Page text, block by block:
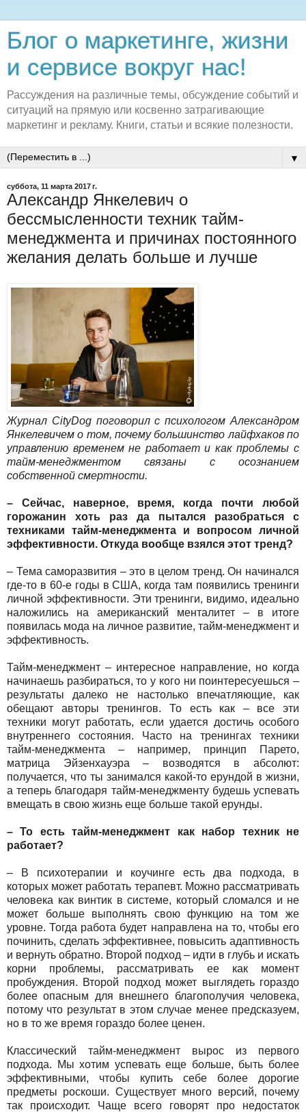
Блог о маркетинге, жизни
и сервисе вокруг нас!
Рассуждения на различные темы, обсуждение событий и
ситуаций на прямую или косвенно затрагивающие
маркетинг и рекламу. Книги, статьи и всякие полезности.
▼
суббота, 11 марта 2017 г.
Александр Янкелевич о
бессмысленности техник тайм-
менеджмента и причинах постоянного
желания делать больше и лучше
Журнал CityDog поговорил с психологом Александром
Янкелевичем о том, почему большинство лайфхаков по
управлению временем не работает и как проблемы с
тайм-менеджментом связаны с осознанием
собственной смертности.
– Сейчас, наверное, время, когда почти любой
горожанин хоть раз да пытался разобраться с
техниками тайм-менеджмента и вопросом личной
эффективности. Откуда вообще взялся этот тренд?
– Тема саморазвития – это в целом тренд. Он начинался
где-то в 60-е годы в США, когда там появились тренинги
личной эффективности. Эти тренинги, видимо, идеально
наложились на американский менталитет – в итоге
появилась мода на личное развитие, тайм-менеджмент и
эффективность.
Тайм-менеджмент – интересное направление, но когда
начинаешь разбираться, то у кого ни поинтересуешься –
результаты далеко не настолько впечатляющие, как
обещают авторы тренингов. То есть как – все эти
техники могут работать, если удается достичь особого
внутреннего состояния. Часто на тренингах техники
тайм-менеджмента – например, принцип Парето,
матрица Эйзенхауэра – возводятся в абсолют:
получается, что ты занимался какой-то ерундой в жизни,
а теперь благодаря тайм-менеджменту будешь успевать
вмещать в свою жизнь еще больше такой ерунды.
– То есть тайм-менеджмент как набор техник не
работает?
– В психотерапии и коучинге есть два подхода, в
которых может работать терапевт. Можно рассматривать
человека как винтик в системе, который сломался и не
может больше выполнять свою функцию на том же
уровне. Тогда работа будет направлена на то, чтобы его
починить, сделать эффективнее, повысить адаптивность
и вернуть обратно. Второй подход – идти в глубь и искать
корни проблемы, рассматривать ее как момент
пробуждения. Второй подход может выглядеть гораздо
более опасным для внешнего благополучия человека,
потому что результат в этом случае менее предсказуем,
но в то же время гораздо более ценен.
Классический тайм-менеджмент вырос из первого
подхода. Мы хотим успевать еще больше, быть более
эффективными, чтобы купить себе более дорогие
предметы роскоши. Существует много версий, почему
так происходит. Чаще всего говорят про недостаток